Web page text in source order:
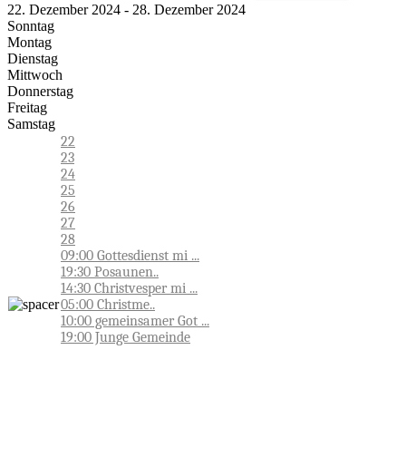
22. Dezember 2024 - 28. Dezember 2024
Sonntag
Montag
Dienstag
Mittwoch
Donnerstag
Freitag
Samstag
22
23
24
25
26
27
28
09:00 Gottesdienst mi ...
19:30 Posaunen..
14:30 Christvesper mi ...
05:00 Christme..
10:00 gemeinsamer Got ...
19:00 Junge Gemeinde